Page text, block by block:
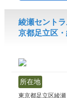
綾瀬セント
京都足立区
所在地
東京都足立区綾